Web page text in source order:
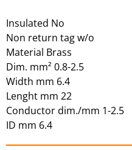
Insulated No
Non return tag w/o
Material Brass
Dim. mm² 0.8-2.5
Width mm 6.4
Lenght mm 22
Conductor dim./mm 1-2.5
ID mm 6.4